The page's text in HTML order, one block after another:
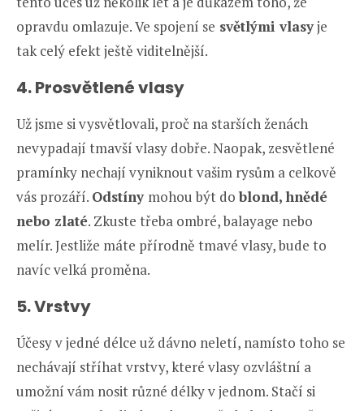
opravdu omlazuje. Ve spojení se světlými vlasyje
tak celý efekt ještě viditelnější.
4. Prosvětlené vlasy
Už jsme si vysvětlovali, proč na starších ženách
nevypadají tmavší vlasy dobře. Naopak, zesvětlené
pramínky nechají vyniknout vašim rysům a celkově
vás prozáří. Odstíny mohou být do blond, hnědé
nebo zlaté. Zkuste třeba ombré, balayage nebo
melír. Jestliže máte přírodně tmavé vlasy, bude to
navíc velká proměna.
5. Vrstvy
Účesy v jedné délce už dávno neletí, namísto toho se
nechávají stříhat vrstvy, které vlasy ozvláštní a
umožní vám nosit různé délky v jednom. Stačí si